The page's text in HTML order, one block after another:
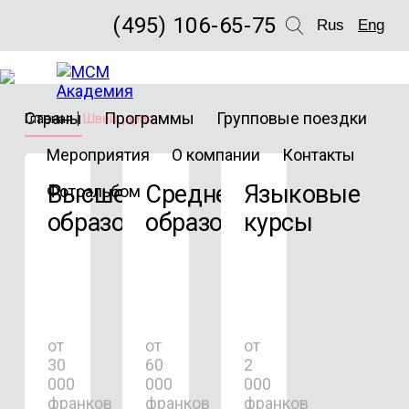
(495) 106-65-75 Rus Eng
Страны Программы
Групповые поездки
Мероприятия
О компании
Контакты
Фотоальбом
Главная Швейцария
Высшее
образование
от
30
000
франков
Среднее
образование
от
60
000
франков
Языковые
курсы
от
2
000
франков